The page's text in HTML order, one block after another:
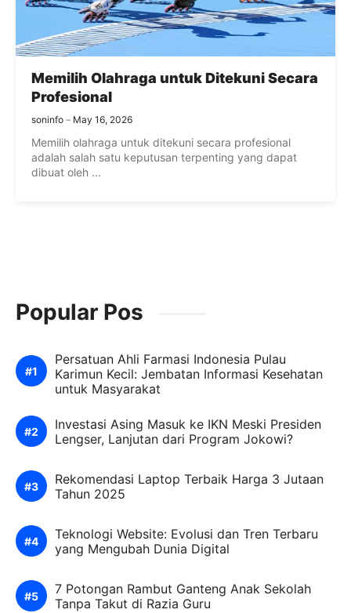
Memilih Olahraga untuk Ditekuni Secara
Profesional
soninfo May 16, 2026
Memilih olahraga untuk ditekuni secara profesional
adalah salah satu keputusan terpenting yang dapat
dibuat oleh ...
Popular Pos
Persatuan Ahli Farmasi Indonesia Pulau
Karimun Kecil: Jembatan Informasi Kesehatan
untuk Masyarakat
Investasi Asing Masuk ke IKN Meski Presiden
Lengser, Lanjutan dari Program Jokowi?
Rekomendasi Laptop Terbaik Harga 3 Jutaan
Tahun 2025
Teknologi Website: Evolusi dan Tren Terbaru
yang Mengubah Dunia Digital
7 Potongan Rambut Ganteng Anak Sekolah
Tanpa Takut di Razia Guru